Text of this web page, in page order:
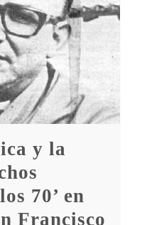
y la
70’ en
Francisco